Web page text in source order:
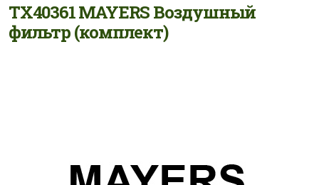
TX40361 MAYERS Воздушный
фильтр (комплект)